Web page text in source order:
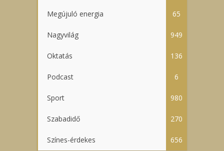
Megújuló energia 65
Nagyvilág 949
Oktatás 136
Podcast 6
Sport 980
Szabadidő 270
Színes-érdekes 656